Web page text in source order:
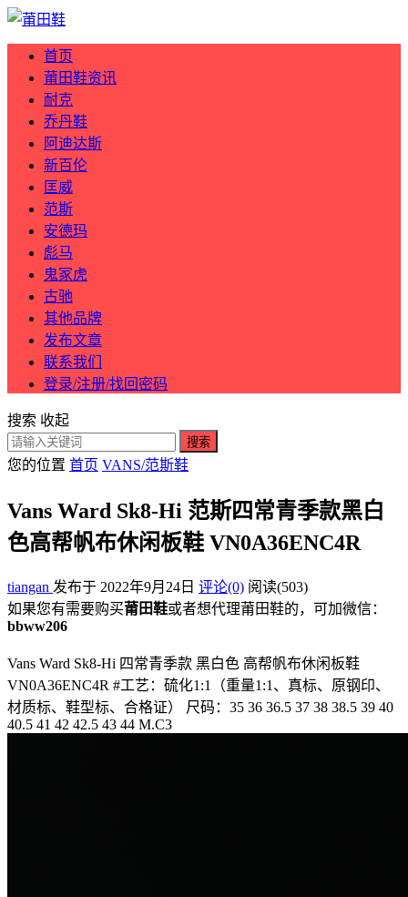
首页
莆田鞋资讯
耐克
乔丹鞋
阿迪达斯
新百伦
匡威
范斯
安德玛
彪马
鬼冢虎
古驰
其他品牌
发布文章
联系我们
登录/注册/找回密码
搜索 收起
搜索
您的位置 首页 VANS/范斯鞋
Vans Ward Sk8-Hi 范斯四常青季款黑白
色高帮帆布休闲板鞋 VN0A36ENC4R
tiangan 发布于 2022年9月24日 评论(0) 阅读(503)
如果您有需要购买莆田鞋或者想代理莆田鞋的，可加微信：
bbww206
Vans Ward Sk8-Hi 四常青季款 黑白色 高帮帆布休闲板鞋
VN0A36ENC4R #工艺：硫化1:1（重量1:1、真标、原钢印、
材质标、鞋型标、合格证） 尺码：35 36 36.5 37 38 38.5 39 40
40.5 41 42 42.5 43 44 M.C3